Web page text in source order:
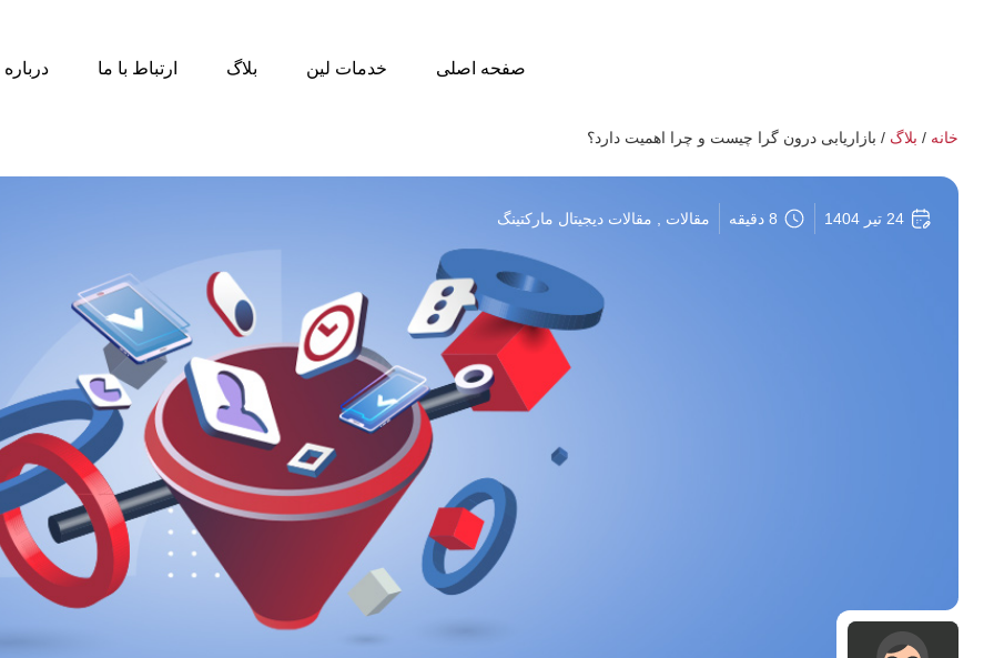
صفحه اصلی خدمات لین بلاگ ارتباط با ما درباره
خانه / بلاگ / بازاریابی درون گرا چیست و چرا اهمیت دارد؟
24 تیر 1404 8 دقیقه مقالات , مقالات دیجیتال مارکتینگ